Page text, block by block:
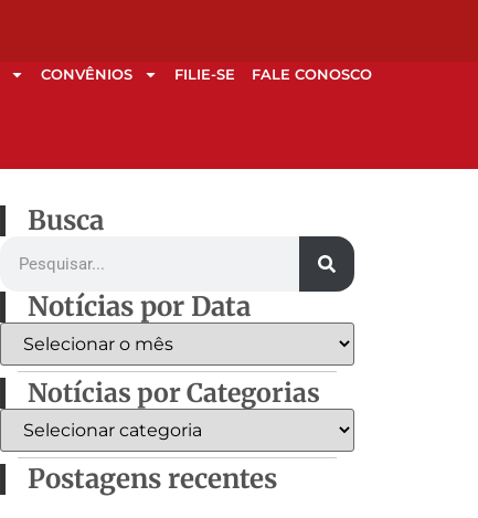
CONVÊNIOS FILIE-SE FALE CONOSCO
Busca
Notícias por Data
Notícias por Categorias
Postagens recentes